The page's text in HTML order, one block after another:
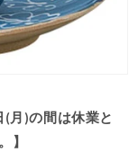
(月)の間は休業と
】